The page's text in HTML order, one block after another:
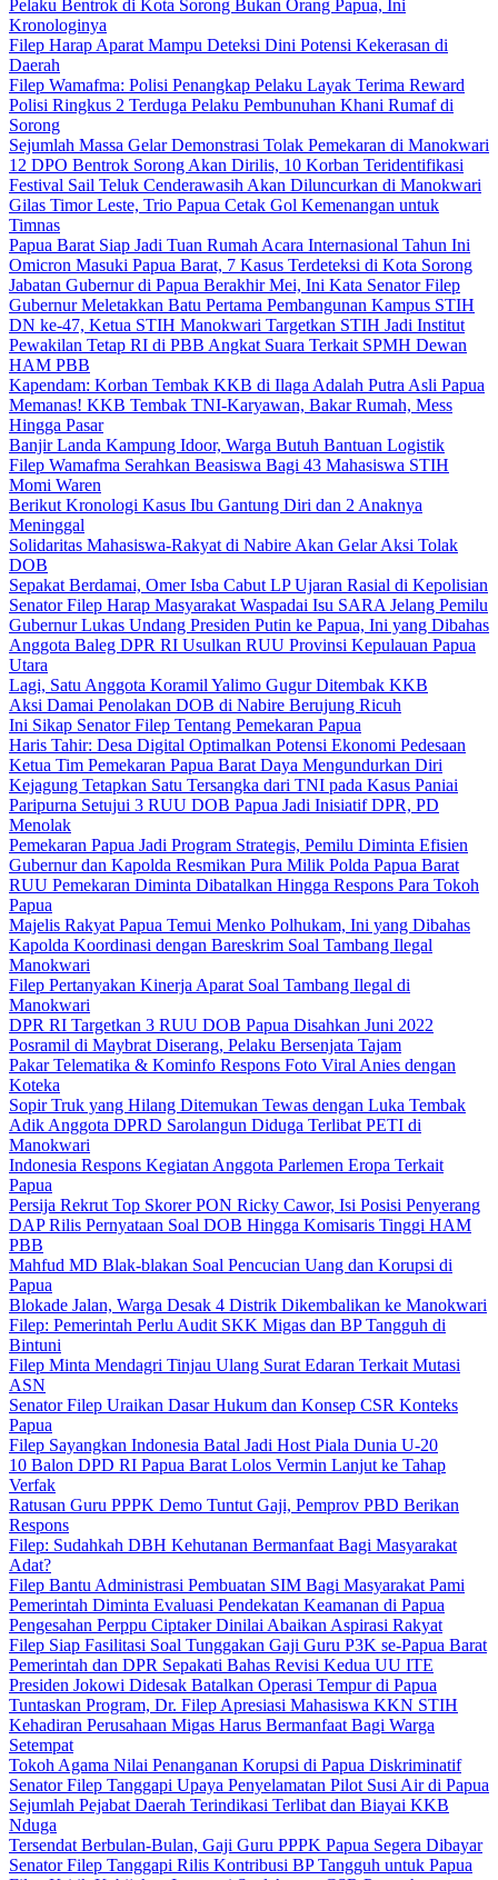
Pelaku Bentrok di Kota Sorong Bukan Orang Papua, Ini
Kronologinya
Filep Harap Aparat Mampu Deteksi Dini Potensi Kekerasan di
Daerah
Filep Wamafma: Polisi Penangkap Pelaku Layak Terima Reward
Polisi Ringkus 2 Terduga Pelaku Pembunuhan Khani Rumaf di
Sorong
Sejumlah Massa Gelar Demonstrasi Tolak Pemekaran di Manokwari
12 DPO Bentrok Sorong Akan Dirilis, 10 Korban Teridentifikasi
Festival Sail Teluk Cenderawasih Akan Diluncurkan di Manokwari
Gilas Timor Leste, Trio Papua Cetak Gol Kemenangan untuk
Timnas
Papua Barat Siap Jadi Tuan Rumah Acara Internasional Tahun Ini
Omicron Masuki Papua Barat, 7 Kasus Terdeteksi di Kota Sorong
Jabatan Gubernur di Papua Berakhir Mei, Ini Kata Senator Filep
Gubernur Meletakkan Batu Pertama Pembangunan Kampus STIH
DN ke-47, Ketua STIH Manokwari Targetkan STIH Jadi Institut
Pewakilan Tetap RI di PBB Angkat Suara Terkait SPMH Dewan
HAM PBB
Kapendam: Korban Tembak KKB di Ilaga Adalah Putra Asli Papua
Memanas! KKB Tembak TNI-Karyawan, Bakar Rumah, Mess
Hingga Pasar
Banjir Landa Kampung Idoor, Warga Butuh Bantuan Logistik
Filep Wamafma Serahkan Beasiswa Bagi 43 Mahasiswa STIH
Momi Waren
Berikut Kronologi Kasus Ibu Gantung Diri dan 2 Anaknya
Meninggal
Solidaritas Mahasiswa-Rakyat di Nabire Akan Gelar Aksi Tolak
DOB
Sepakat Berdamai, Omer Isba Cabut LP Ujaran Rasial di Kepolisian
Senator Filep Harap Masyarakat Waspadai Isu SARA Jelang Pemilu
Gubernur Lukas Undang Presiden Putin ke Papua, Ini yang Dibahas
Anggota Baleg DPR RI Usulkan RUU Provinsi Kepulauan Papua
Utara
Lagi, Satu Anggota Koramil Yalimo Gugur Ditembak KKB
Aksi Damai Penolakan DOB di Nabire Berujung Ricuh
Ini Sikap Senator Filep Tentang Pemekaran Papua
Haris Tahir: Desa Digital Optimalkan Potensi Ekonomi Pedesaan
Ketua Tim Pemekaran Papua Barat Daya Mengundurkan Diri
Kejagung Tetapkan Satu Tersangka dari TNI pada Kasus Paniai
Paripurna Setujui 3 RUU DOB Papua Jadi Inisiatif DPR, PD
Menolak
Pemekaran Papua Jadi Program Strategis, Pemilu Diminta Efisien
Gubernur dan Kapolda Resmikan Pura Milik Polda Papua Barat
RUU Pemekaran Diminta Dibatalkan Hingga Respons Para Tokoh
Papua
Majelis Rakyat Papua Temui Menko Polhukam, Ini yang Dibahas
Kapolda Koordinasi dengan Bareskrim Soal Tambang Ilegal
Manokwari
Filep Pertanyakan Kinerja Aparat Soal Tambang Ilegal di
Manokwari
DPR RI Targetkan 3 RUU DOB Papua Disahkan Juni 2022
Posramil di Maybrat Diserang, Pelaku Bersenjata Tajam
Pakar Telematika & Kominfo Respons Foto Viral Anies dengan
Koteka
Sopir Truk yang Hilang Ditemukan Tewas dengan Luka Tembak
Adik Anggota DPRD Sarolangun Diduga Terlibat PETI di
Manokwari
Indonesia Respons Kegiatan Anggota Parlemen Eropa Terkait
Papua
Persija Rekrut Top Skorer PON Ricky Cawor, Isi Posisi Penyerang
DAP Rilis Pernyataan Soal DOB Hingga Komisaris Tinggi HAM
PBB
Mahfud MD Blak-blakan Soal Pencucian Uang dan Korupsi di
Papua
Blokade Jalan, Warga Desak 4 Distrik Dikembalikan ke Manokwari
Filep: Pemerintah Perlu Audit SKK Migas dan BP Tangguh di
Bintuni
Filep Minta Mendagri Tinjau Ulang Surat Edaran Terkait Mutasi
ASN
Senator Filep Uraikan Dasar Hukum dan Konsep CSR Konteks
Papua
Filep Sayangkan Indonesia Batal Jadi Host Piala Dunia U-20
10 Balon DPD RI Papua Barat Lolos Vermin Lanjut ke Tahap
Verfak
Ratusan Guru PPPK Demo Tuntut Gaji, Pemprov PBD Berikan
Respons
Filep: Sudahkah DBH Kehutanan Bermanfaat Bagi Masyarakat
Adat?
Filep Bantu Administrasi Pembuatan SIM Bagi Masyarakat Pami
Pemerintah Diminta Evaluasi Pendekatan Keamanan di Papua
Pengesahan Perppu Ciptaker Dinilai Abaikan Aspirasi Rakyat
Filep Siap Fasilitasi Soal Tunggakan Gaji Guru P3K se-Papua Barat
Pemerintah dan DPR Sepakati Bahas Revisi Kedua UU ITE
Presiden Jokowi Didesak Batalkan Operasi Tempur di Papua
Tuntaskan Program, Dr. Filep Apresiasi Mahasiswa KKN STIH
Kehadiran Perusahaan Migas Harus Bermanfaat Bagi Warga
Setempat
Tokoh Agama Nilai Penanganan Korupsi di Papua Diskriminatif
Senator Filep Tanggapi Upaya Penyelamatan Pilot Susi Air di Papua
Sejumlah Pejabat Daerah Terindikasi Terlibat dan Biayai KKB
Nduga
Tersendat Berbulan-Bulan, Gaji Guru PPPK Papua Segera Dibayar
Senator Filep Tanggapi Rilis Kontribusi BP Tangguh untuk Papua